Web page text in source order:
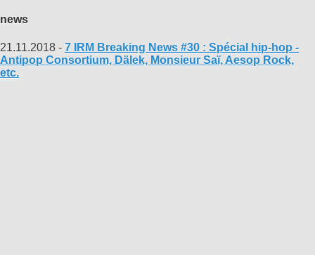
news
21.11.2018 - 7 IRM Breaking News #30 : Spécial hip-hop -
Antipop Consortium, Dälek, Monsieur Saï, Aesop Rock,
etc.